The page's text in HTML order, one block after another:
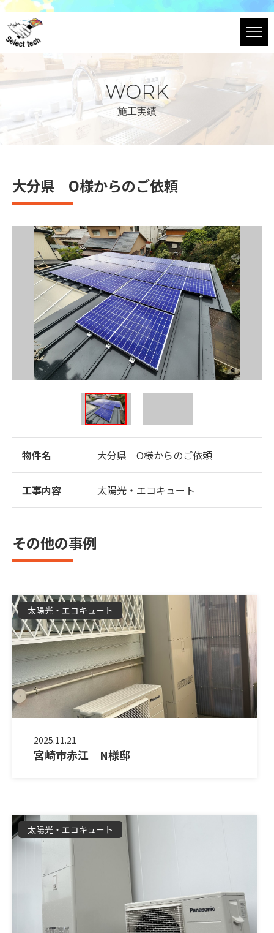
WORK
施工実績
大分県 O様からのご依頼
物件名 大分県 O様からのご依頼
工事内容 太陽光・エコキュート
その他の事例
太陽光・エコキュート
2025.11.21
宮崎市赤江 N様邸
太陽光・エコキュート